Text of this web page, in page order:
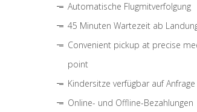
Automatische Flugmitverfolgung
45 Minuten Wartezeit ab
Convenient pickup at precise
point
Kindersitze verfügbar auf Anfrage
Online- und Offline-Bezahlungen